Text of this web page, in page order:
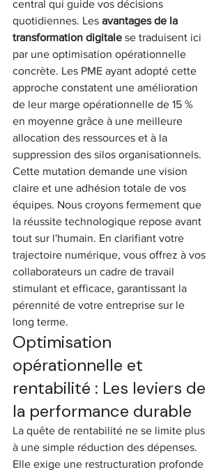
central qui guide vos décisions
quotidiennes. Les avantages de la
transformation digitale se traduisent ici
par une optimisation opérationnelle
concrète. Les PME ayant adopté cette
approche constatent une amélioration
de leur marge opérationnelle de 15 %
en moyenne grâce à une meilleure
allocation des ressources et à la
suppression des silos organisationnels.
Cette mutation demande une vision
claire et une adhésion totale de vos
équipes. Nous croyons fermement que
la réussite technologique repose avant
tout sur l'humain. En clarifiant votre
trajectoire numérique, vous offrez à vos
collaborateurs un cadre de travail
stimulant et efficace, garantissant la
pérennité de votre entreprise sur le
long terme.
Optimisation
opérationnelle et
rentabilité : Les leviers de
la performance durable
La quête de rentabilité ne se limite plus
à une simple réduction des dépenses.
Elle exige une restructuration profonde